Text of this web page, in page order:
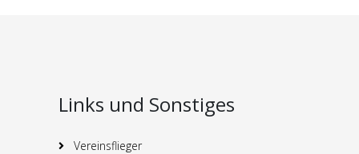
Links und Sonstiges
Vereinsflieger